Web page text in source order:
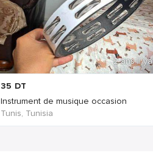
2 ans Il ya
35 DT
Instrument de musique occasion
Tunis, Tunisia